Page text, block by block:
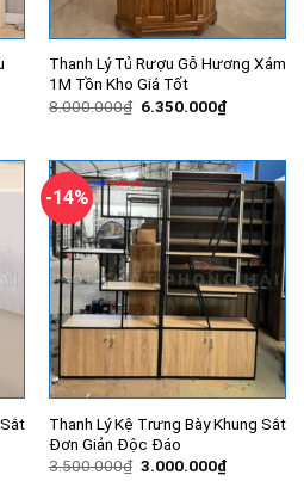
Thanh Lý Tủ Rượu Gỗ Hương Xám
1M Tồn Kho Giá Tốt
8.000.000₫ Giá
6.350.000₫Giá
hiện
-14%
Thanh Lý Kệ Trưng Bày Khung Sắt
Đơn Giản Độc Đáo
3.500.000₫ Giá
3.000.000₫Giá